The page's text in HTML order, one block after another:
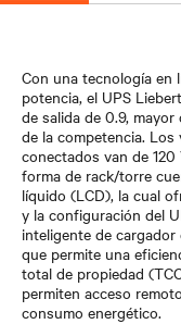
Con una tecnología en
potencia, el UPS
de salida de 0.9,
de la competencia.
conectados van de
forma de rack/torre
líquido (LCD), la cual
y la configuración del
inteligente de
que permite una
total de propiedad
permiten acceso
consumo energético.